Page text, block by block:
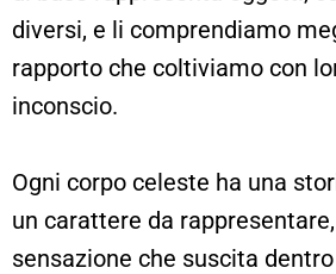
diversi, e li comprendiamo
rapporto che coltiviamo con
inconscio.
Ogni corpo celeste ha una
un carattere da
sensazione che suscita